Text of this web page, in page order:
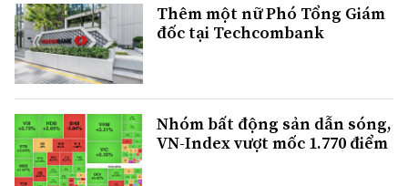
Thêm một nữ Phó Tổng Giám
đốc tại Techcombank
Nhóm bất động sản dẫn sóng,
VN-Index vượt mốc 1.770 điểm